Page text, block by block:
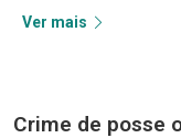
Ver mais
Crime de posse